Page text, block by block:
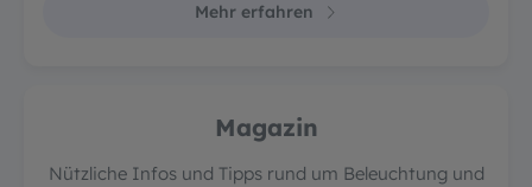
Mehr erfahren
Magazin
Nützliche Infos und Tipps rund um Beleuchtung und